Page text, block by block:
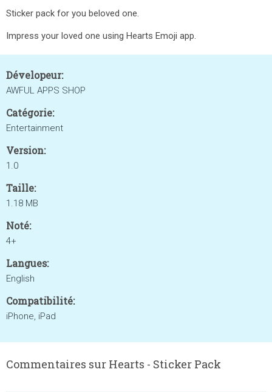
Sticker pack for you beloved one.
Impress your loved one using Hearts Emoji app.
Dévelopeur:
AWFUL APPS SHOP
Catégorie:
Entertainment
Version:
1.0
Taille:
1.18 MB
Noté:
4+
Langues:
English
Compatibilité:
iPhone, iPad
Commentaires sur Hearts - Sticker Pack